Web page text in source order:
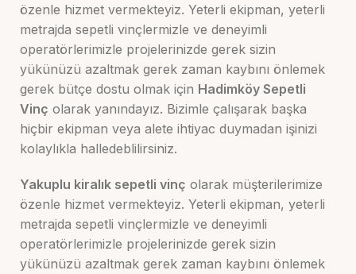
özenle hizmet vermekteyiz. Yeterli ekipman, yeterli
metrajda sepetli vinçlermizle ve deneyimli
operatörlerimizle projelerinizde gerek sizin
yükünüzü azaltmak gerek zaman kaybını önlemek
gerek bütçe dostu olmak için Hadimköy Sepetli
Vinç olarak yanındayız. Bizimle çalışarak başka
hiçbir ekipman veya alete ihtiyac duymadan işinizi
kolaylıkla halledeblilirsiniz.
Yakuplu kiralık sepetli vinç olarak müşterilerimize
özenle hizmet vermekteyiz. Yeterli ekipman, yeterli
metrajda sepetli vinçlermizle ve deneyimli
operatörlerimizle projelerinizde gerek sizin
yükünüzü azaltmak gerek zaman kaybını önlemek